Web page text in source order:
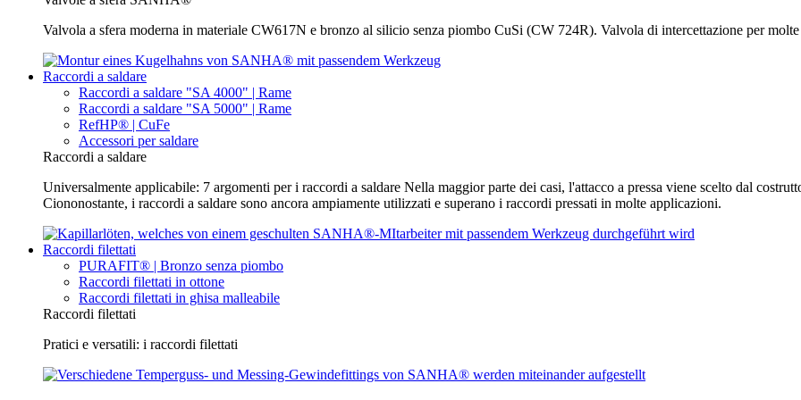
Valvola a sfera moderna in materiale CW617N e bronzo al silicio senza piombo CuSi (CW 724R). Valvola di intercettazione per
Raccordi a saldare
Raccordi a saldare "SA 4000" | Rame
Raccordi a saldare "SA 5000" | Rame
RefHP® | CuFe
Accessori per saldare
Raccordi a saldare
Universalmente applicabile: 7 argomenti per i raccordi a saldare Nella maggior parte dei casi, l'attacco a pressa viene scelto dal
Ciononostante, i raccordi a saldare sono ancora ampiamente utilizzati e superano i raccordi pressati in molte applicazioni.
Raccordi filettati
PURAFIT® | Bronzo senza piombo
Raccordi filettati in ottone
Raccordi filettati in ghisa malleabile
Raccordi filettati
Pratici e versatili: i raccordi filettati